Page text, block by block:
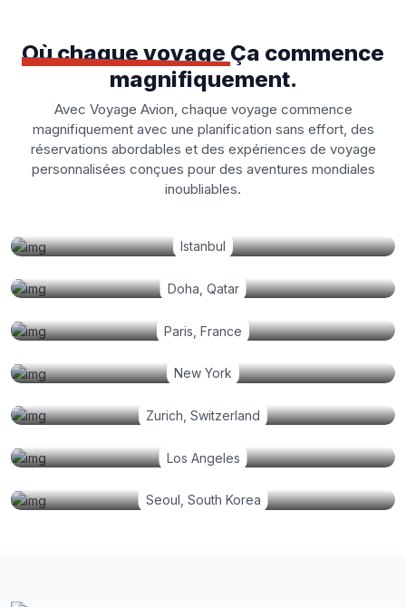
Où chaque voyage Ça commence
magnifiquement.
Avec Voyage Avion, chaque voyage commence
magnifiquement avec une planification sans effort, des
réservations abordables et des expériences de voyage
personnalisées conçues pour des aventures mondiales
inoubliables.
Istanbul
Doha, Qatar
Paris, France
New York
Zurich, Switzerland
Los Angeles
Seoul, South Korea